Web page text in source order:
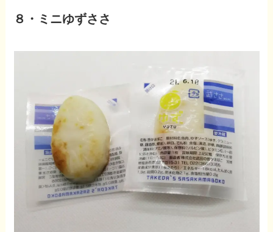
８・ミニゆずささ